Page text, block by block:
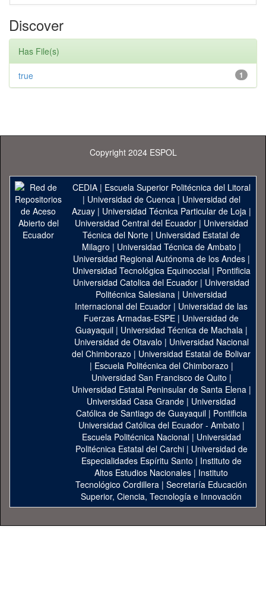
Discover
Has File(s)
1
true
Copyright 2024 ESPOL
CEDIA| Escuela Superior Politécnica del Litoral
| Universidad de Cuenca| Universidad del
Azuay| Universidad Técnica Particular de Loja|
Universidad Central del Ecuador| Universidad
Técnica del Norte | Universidad Estatal de
Milagro | Universidad Técnica de Ambato |
Universidad Regional Autónoma de los Andes|
Universidad Tecnológica Equinoccial| Pontificia
Universidad Catolica del Ecuador | Universidad
Politécnica Salesiana | Universidad
Internacional del Ecuador | Universidad de las
Fuerzas Armadas-ESPE | Universidad de
Guayaquil| Universidad Técnica de Machala|
Universidad de Otavalo | Universidad Nacional
del Chimborazo | Universidad Estatal de Bolivar
| Escuela Politécnica del Chimborazo |
Universidad San Francisco de Quito |
Universidad Estatal Peninsular de Santa Elena|
Universidad Casa Grande | Universidad
Católica de Santiago de Guayaquil| Pontificia
Universidad Católica del Ecuador - Ambato |
Escuela Politécnica Nacional| Universidad
Politécnica Estatal del Carchi| Universidad de
Especialidades Espíritu Santo | Instituto de
Altos Estudios Nacionales | Instituto
Tecnológico Cordillera | Secretaría Educación
Superior, Ciencia, Tecnología e Innovación